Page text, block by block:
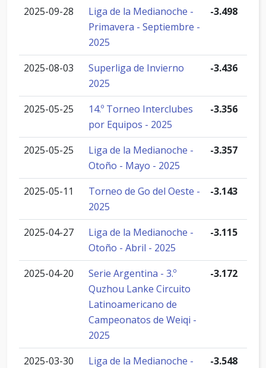
2025-09-28
Liga de la Medianoche -
Primavera - Septiembre -
2025
-3.498
2025-08-03
Superliga de Invierno
2025
-3.436
2025-05-25
14.º Torneo Interclubes
por Equipos - 2025
-3.356
2025-05-25
Liga de la Medianoche -
Otoño - Mayo - 2025
-3.357
2025-05-11
Torneo de Go del Oeste -
2025
-3.143
2025-04-27
Liga de la Medianoche -
Otoño - Abril - 2025
-3.115
2025-04-20
Serie Argentina - 3.º
Quzhou Lanke Circuito
Latinoamericano de
Campeonatos de Weiqi -
2025
-3.172
2025-03-30
Liga de la Medianoche -
-3.548